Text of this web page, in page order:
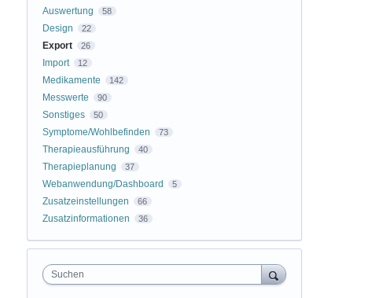
Auswertung 58
Design 22
Export 26
Import 12
Medikamente 142
Messwerte 90
Sonstiges 50
Symptome/Wohlbefinden 73
Therapieausführung 40
Therapieplanung 37
Webanwendung/Dashboard 5
Zusatzeinstellungen 66
Zusatzinformationen 36
Suchen